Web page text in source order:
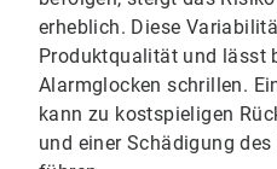
erheblich. Diese
Produktqualität und lässt
Alarmglocken schrillen.
kann zu kostspieligen
und einer Schädigung